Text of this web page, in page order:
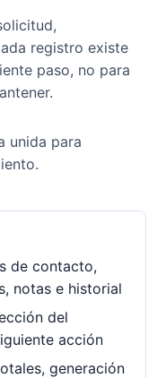
registro existe
paso, no para
unida para
de contacto,
notas e historial
del
acción
generación